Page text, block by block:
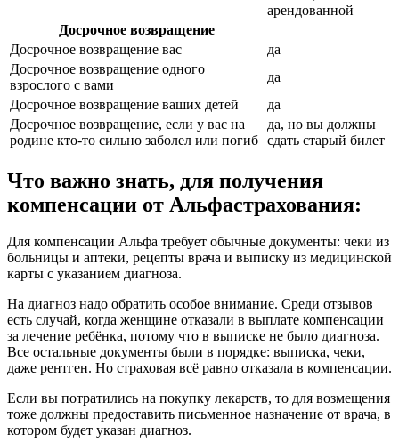
арендованной
Досрочное возвращение
Досрочное возвращение вас
да
Досрочное возвращение одного
взрослого с вами
да
Досрочное возвращение ваших детей
да
Досрочное возвращение, если у вас на
родине кто-то сильно заболел или погиб
да, но вы должны
сдать старый билет
Что важно знать, для получения
компенсации от Альфастрахования:
Для компенсации Альфа требует обычные документы: чеки из
больницы и аптеки, рецепты врача и выписку из медицинской
карты с указанием диагноза.
На диагноз надо обратить особое внимание. Среди отзывов
есть случай, когда женщине отказали в выплате компенсации
за лечение ребёнка, потому что в выписке не было диагноза.
Все остальные документы были в порядке: выписка, чеки,
даже рентген. Но страховая всё равно отказала в компенсации.
Если вы потратились на покупку лекарств, то для возмещения
тоже должны предоставить письменное назначение от врача, в
котором будет указан диагноз.